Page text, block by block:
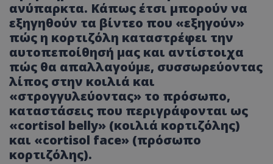
ανύπαρκτα. Κάπως έτσι μπορούν να
εξηγηθούν τα βίντεο που «εξηγούν»
πώς η κορτιζόλη καταστρέφει την
αυτοπεποίθησή μας και αντίστοιχα
πώς θα απαλλαγούμε, συσσωρεύοντας
λίπος στην κοιλιά και
«στρογγυλεύοντας» το πρόσωπο,
καταστάσεις που περιγράφονται ως
«cortisol belly» (κοιλιά κορτιζόλης)
και «cortisol face» (πρόσωπο
κορτιζόλης).